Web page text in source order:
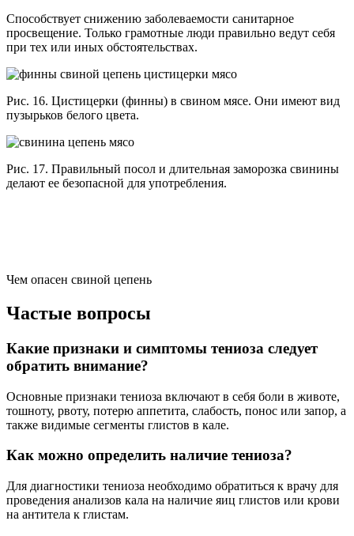
Способствует снижению заболеваемости санитарное
просвещение. Только грамотные люди правильно ведут себя
при тех или иных обстоятельствах.
Рис. 16. Цистицерки (финны) в свином мясе. Они имеют вид
пузырьков белого цвета.
Рис. 17. Правильный посол и длительная заморозка свинины
делают ее безопасной для употребления.
Чем опасен свиной цепень
Частые вопросы
Какие признаки и симптомы тениоза следует
обратить внимание?
Основные признаки тениоза включают в себя боли в животе,
тошноту, рвоту, потерю аппетита, слабость, понос или запор, а
также видимые сегменты глистов в кале.
Как можно определить наличие тениоза?
Для диагностики тениоза необходимо обратиться к врачу для
проведения анализов кала на наличие яиц глистов или крови
на антитела к глистам.